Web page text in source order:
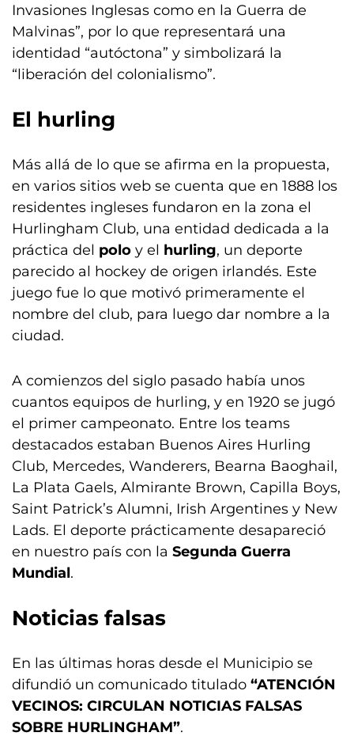
Invasiones Inglesas como en la Guerra de
Malvinas”, por lo que representará una
identidad “autóctona” y simbolizará la
“liberación del colonialismo”.
El hurling
Más allá de lo que se afirma en la propuesta,
en varios sitios web se cuenta que en 1888 los
residentes ingleses fundaron en la zona el
Hurlingham Club, una entidad dedicada a la
práctica del polo y el hurling, un deporte
parecido al hockey de origen irlandés. Este
juego fue lo que motivó primeramente el
nombre del club, para luego dar nombre a la
ciudad.
A comienzos del siglo pasado había unos
cuantos equipos de hurling, y en 1920 se jugó
el primer campeonato. Entre los teams
destacados estaban Buenos Aires Hurling
Club, Mercedes, Wanderers, Bearna Baoghail,
La Plata Gaels, Almirante Brown, Capilla Boys,
Saint Patrick’s Alumni, Irish Argentines y New
Lads. El deporte prácticamente desapareció
en nuestro país con la Segunda Guerra
Mundial.
Noticias falsas
En las últimas horas desde el Municipio se
difundió un comunicado titulado “ATENCIÓN
VECINOS: CIRCULAN NOTICIAS FALSAS
SOBRE HURLINGHAM”.